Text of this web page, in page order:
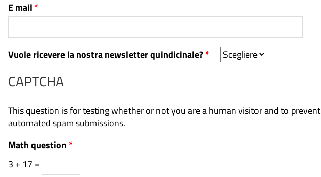
E mail *
Vuole ricevere la nostra newsletter quindicinale?*
CAPTCHA
This question is for testing whether or not you are a human visitor and to prevent
automated spam submissions.
Math question *
3 + 17 =